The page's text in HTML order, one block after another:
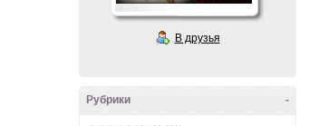
В друзья
-
Рубрики